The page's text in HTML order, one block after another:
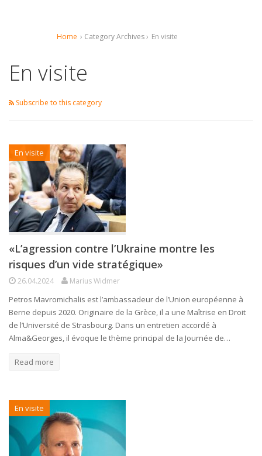
Home › Category Archives › En visite
En visite
Subscribe to this category
En visite
«L’agression contre l’Ukraine montre les
risques d’un vide stratégique»
26.04.2024 Marius Widmer
Petros Mavromichalis est l’ambassadeur de l’Union européenne à
Berne depuis 2020. Originaire de la Grèce, il a une Maîtrise en Droit
de l’Université de Strasbourg. Dans un entretien accordé à
Alma&Georges, il évoque le thème principal de la Journée de…
Read more
En visite